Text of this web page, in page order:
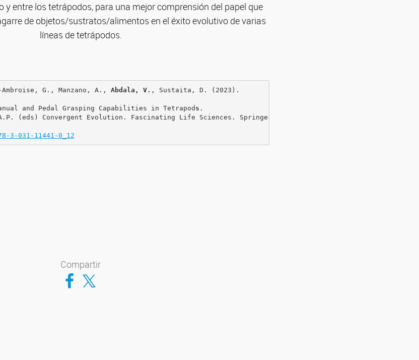
y entre los tetrápodos, para una mejor comprensión del papel que
de objetos/sustratos/alimentos en el éxito evolutivo de varias
líneas de tetrápodos.
G., Manzano, A., Abdala, V. , Sustaita, D. (2023).
and Pedal Grasping Capabilities in Tetrapod s .
(eds) Convergent Evolution. Fascinating Life Sciences. Springer, Cham.
3-031-11441-0_12
Compartir
Compartir en Facebook
Compartir en Twitter